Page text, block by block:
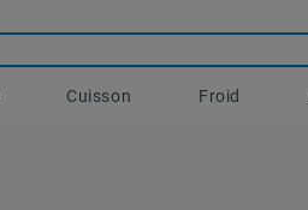
Cuisson Froid